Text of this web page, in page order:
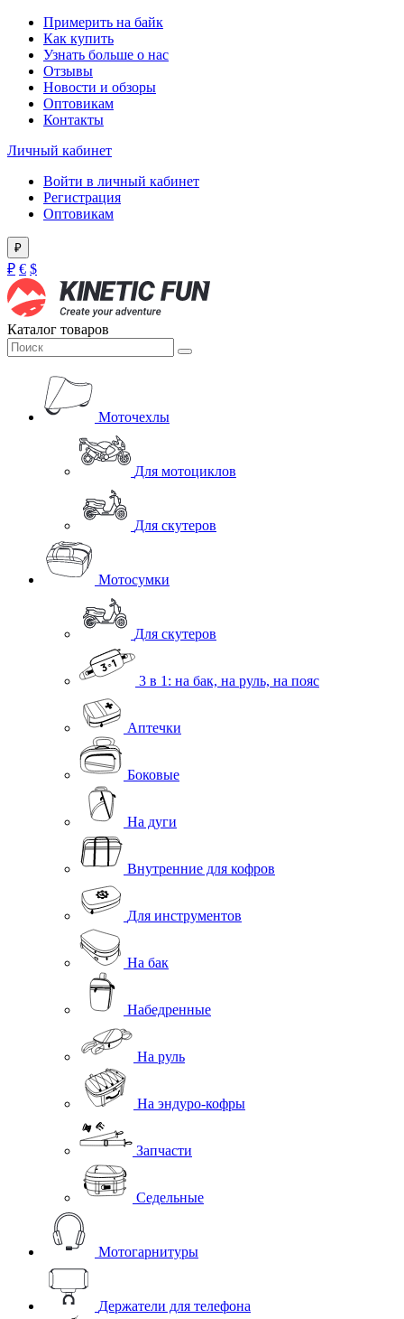
Примерить на байк
Как купить
Узнать больше о нас
Отзывы
Новости и обзоры
Оптовикам
Контакты
Личный кабинет
Войти в личный кабинет
Регистрация
Оптовикам
₽
₽ € $
Каталог товаров
Моточехлы
Для мотоциклов
Для скутеров
Мотосумки
Для скутеров
3 в 1: на бак, на руль, на пояс
Аптечки
Боковые
На дуги
Внутренние для кофров
Для инструментов
На бак
Набедренные
На руль
На эндуро-кофры
Запчасти
Седельные
Мотогарнитуры
Держатели для телефона